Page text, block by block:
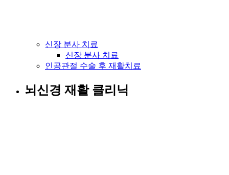
신장 분사 치료
신장 분사 치료
인공관절 수술 후 재활치료
뇌신경 재활 클리닉